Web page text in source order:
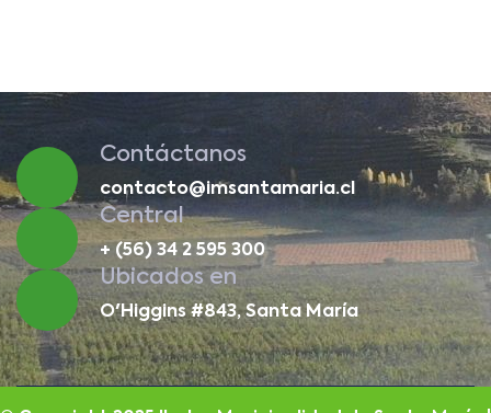
Contáctanos
contacto@imsantamaria.cl
Central
+ (56) 34 2 595 300
Ubicados en
O'Higgins #843, Santa María